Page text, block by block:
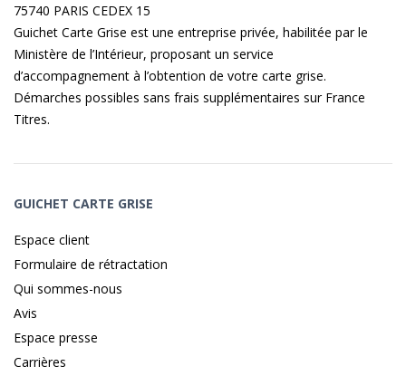
75740 PARIS CEDEX 15
Guichet Carte Grise est une entreprise privée, habilitée par le
Ministère de l’Intérieur, proposant un service
d’accompagnement à l’obtention de votre carte grise.
Démarches possibles sans frais supplémentaires sur France
Titres.
GUICHET CARTE GRISE
Espace client
Formulaire de rétractation
Qui sommes-nous
Avis
Espace presse
Carrières